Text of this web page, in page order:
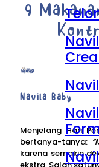
9
Navila Baby
Menjelang Hari
bertanya-tanya:
karena semakin